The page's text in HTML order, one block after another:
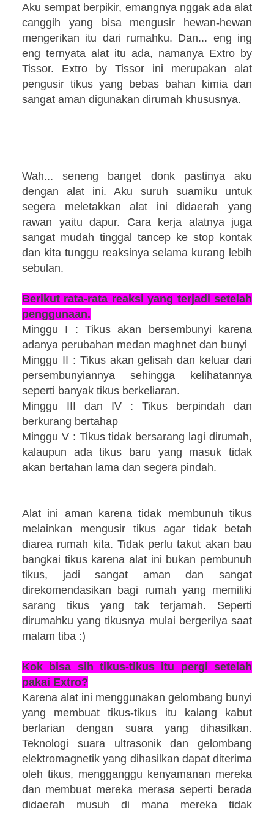
Aku sempat berpikir, emangnya nggak ada alat
canggih yang bisa mengusir hewan-hewan
mengerikan itu dari rumahku. Dan... eng ing
eng ternyata alat itu ada, namanya Extro by
Tissor. Extro by Tissor ini merupakan alat
pengusir tikus yang bebas bahan kimia dan
sangat aman digunakan dirumah khususnya.
Wah... seneng banget donk pastinya aku
dengan alat ini. Aku suruh suamiku untuk
segera meletakkan alat ini didaerah yang
rawan yaitu dapur. Cara kerja alatnya juga
sangat mudah tinggal tancep ke stop kontak
dan kita tunggu reaksinya selama kurang lebih
sebulan.
Berikut rata-rata reaksi yang terjadi setelah
penggunaan.
Minggu I : Tikus akan bersembunyi karena
adanya perubahan medan maghnet dan bunyi
Minggu II : Tikus akan gelisah dan keluar dari
persembunyiannya sehingga kelihatannya
seperti banyak tikus berkeliaran.
Minggu III dan IV : Tikus berpindah dan
berkurang bertahap
Minggu V : Tikus tidak bersarang lagi dirumah,
kalaupun ada tikus baru yang masuk tidak
akan bertahan lama dan segera pindah.
Alat ini aman karena tidak membunuh tikus
melainkan mengusir tikus agar tidak betah
diarea rumah kita. Tidak perlu takut akan bau
bangkai tikus karena alat ini bukan pembunuh
tikus, jadi sangat aman dan sangat
direkomendasikan bagi rumah yang memiliki
sarang tikus yang tak terjamah. Seperti
dirumahku yang tikusnya mulai bergerilya saat
malam tiba :)
Kok bisa sih tikus-tikus itu pergi setelah
pakai Extro?
Karena alat ini menggunakan gelombang bunyi
yang membuat tikus-tikus itu kalang kabut
berlarian dengan suara yang dihasilkan.
Teknologi suara ultrasonik dan gelombang
elektromagnetik yang dihasilkan dapat diterima
oleh tikus, mengganggu kenyamanan mereka
dan membuat mereka merasa seperti berada
didaerah musuh di mana mereka tidak